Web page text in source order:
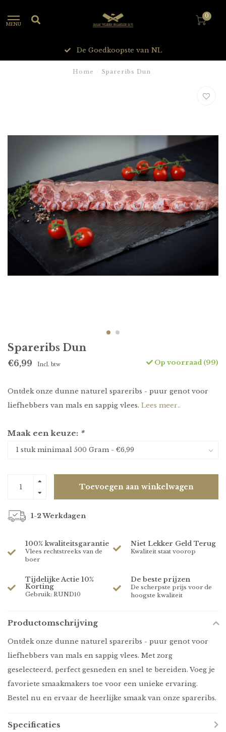
MENU
0
De Goedkoopste van NL
Home Spareribs Dun
Spareribs Dun
€6,99 Incl. btw Op voorraad (99)
Ontdek onze dunne naturel spareribs - puur genot voor
liefhebbers van mals en sappig vlees. Lees meer..
Maak een keuze: *
Toevoegen aan winkelwagen
1-2 Werkdagen
100% kwaliteitsgarantie
Vlees rechtstreeks van de
boer
Niet Lekker Geld Terug
Kwaliteit staat voorop
Tijdelijke Actie 10%
Korting
Gebruik: RUND10
De beste prijzen
De scherpste prijs voor de
hoogste kwaliteit
Productomschrijving
Ontdek onze dunne naturel spareribs - puur genot voor
liefhebbers van mals en sappig vlees. Met zorg
geselecteerd, perfect gesneden en snel te bereiden. Voeg je
favoriete smaakmakers toe voor een unieke ervaring.
Bestel nu en ervaar de heerlijke smaak van onze spareribs.
Specificaties